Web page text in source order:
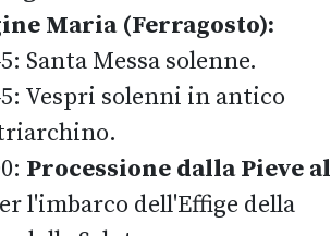
Maria (Ferragosto):
Santa Messa solenne.
Vespri solenni in antico
Processione dalla Pieve al
l'imbarco dell'Effige della